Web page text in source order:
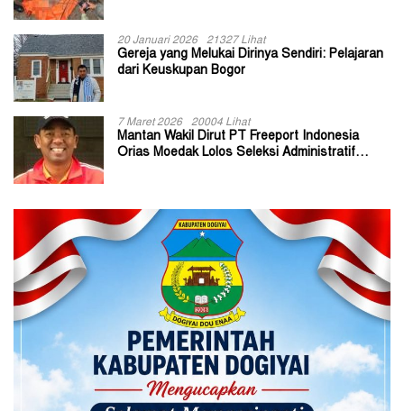
20 Januari 2026 21327 Lihat
Gereja yang Melukai Dirinya Sendiri: Pelajaran
dari Keuskupan Bogor
7 Maret 2026 20004 Lihat
Mantan Wakil Dirut PT Freeport Indonesia
Orias Moedak Lolos Seleksi Administratif